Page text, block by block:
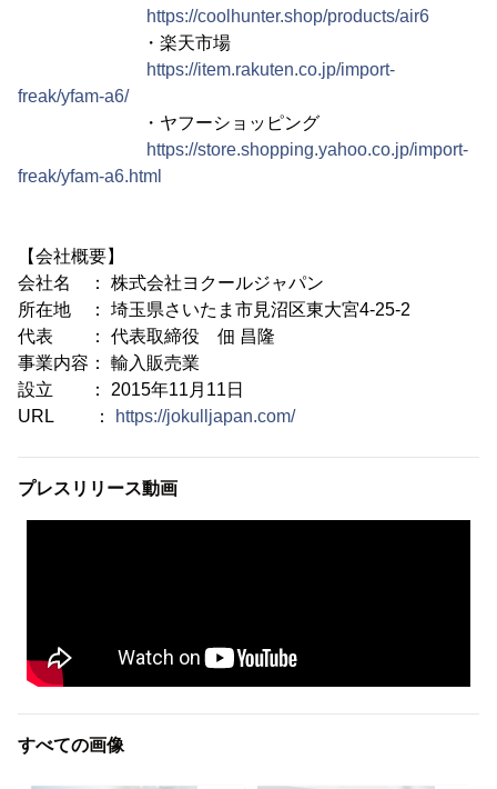
https://coolhunter.shop/products/air6
・楽天市場
https://item.rakuten.co.jp/import-
freak/yfam-a6/
・ヤフーショッピング
https://store.shopping.yahoo.co.jp/import-
freak/yfam-a6.html
【会社概要】
会社名 ： 株式会社ヨクールジャパン
所在地 ： 埼玉県さいたま市見沼区東大宮4-25-2
代表 ： 代表取締役 佃 昌隆
事業内容： 輸入販売業
設立 ： 2015年11月11日
URL ：
https://jokulljapan.com/
プレスリリース動画
すべての画像